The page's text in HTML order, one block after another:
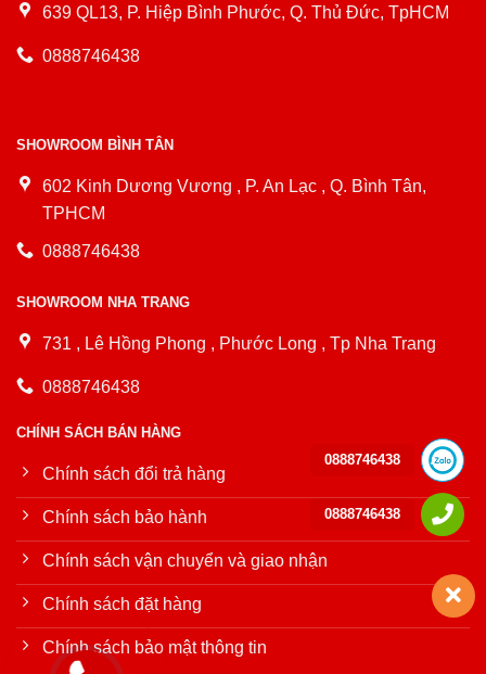
639 QL13, P. Hiệp Bình Phước, Q. Thủ Đức, TpHCM
0888746438
SHOWROOM BÌNH TÂN
602 Kinh Dương Vương , P. An Lạc , Q. Bình Tân,
TPHCM
0888746438
SHOWROOM NHA TRANG
731 , Lê Hồng Phong , Phước Long , Tp Nha Trang
0888746438
CHÍNH SÁCH BÁN HÀNG
Chính sách đổi trả hàng
Chính sách bảo hành
Chính sách vận chuyển và giao nhận
Chính sách đặt hàng
Chính sách bảo mật thông tin
0888746438
0888746438